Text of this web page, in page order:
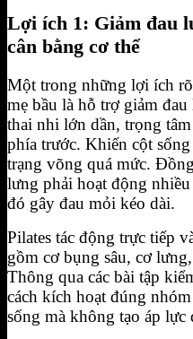
Lợi ích 1: Giảm đau
cân bằng cơ thể
Một trong những lợi ích
mẹ bầu là hỗ trợ giảm
thai nhi lớn dần, trọng
phía trước. Khiến cột
trạng võng quá mức.
lưng phải hoạt động
đó gây đau mỏi kéo dài.
Pilates tác động trực tiếp
gồm cơ bụng sâu, cơ
Thông qua các bài tập
cách kích hoạt đúng
sống mà không tạo áp lực